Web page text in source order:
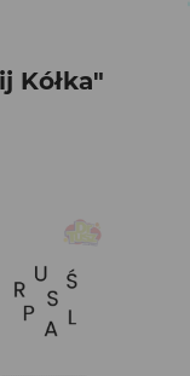
Kółka"